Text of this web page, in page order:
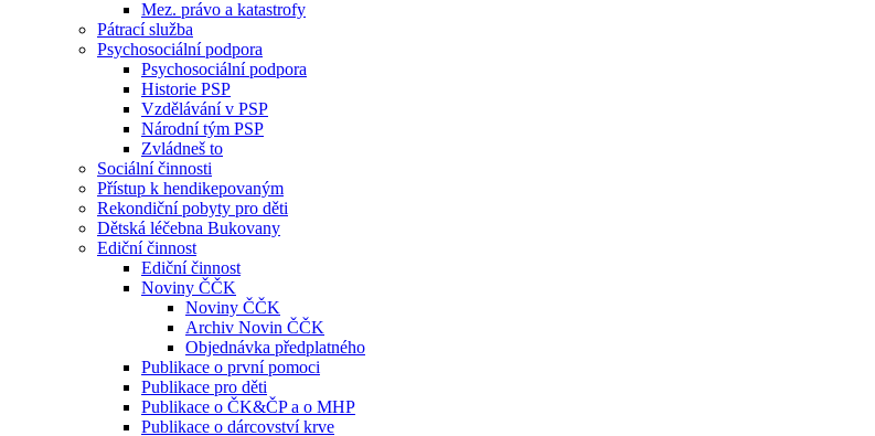
Mez. právo a katastrofy
Pátrací služba
Psychosociální podpora
Psychosociální podpora
Historie PSP
Vzdělávání v PSP
Národní tým PSP
Zvládneš to
Sociální činnosti
Přístup k hendikepovaným
Rekondiční pobyty pro děti
Dětská léčebna Bukovany
Ediční činnost
Ediční činnost
Noviny ČČK
Noviny ČČK
Archiv Novin ČČK
Objednávka předplatného
Publikace o první pomoci
Publikace pro děti
Publikace o ČK&ČP a o MHP
Publikace o dárcovství krve